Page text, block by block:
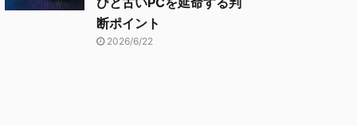
断ポイント
2026/6/22